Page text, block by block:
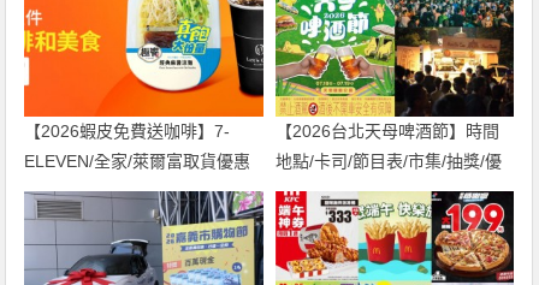
【2026蝦皮免費送咖啡】7-
ELEVEN/全家/萊爾富取貨優惠
兌換方式一起看
【2026台北天母啤酒節】時間
地點/卡司/節目表/市集/抽獎/優
惠活動/交通整理